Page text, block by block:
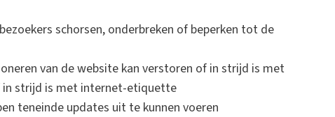
schorsen, onderbreken of beperken tot de
van de website kan verstoren of in strijd is met
strijd is met internet-etiquette
teneinde updates uit te kunnen voeren